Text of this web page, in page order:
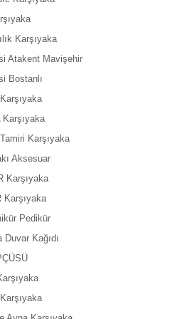
Karşıyaka
Atakent Mavişehir
Bostanlı
Karşıyaka
Aksesuar
Karşıyaka
Karşıyaka
Pedikür
Kağıdı